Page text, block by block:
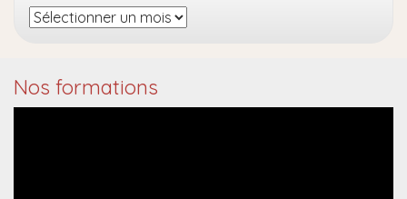
Archives
Nos formations